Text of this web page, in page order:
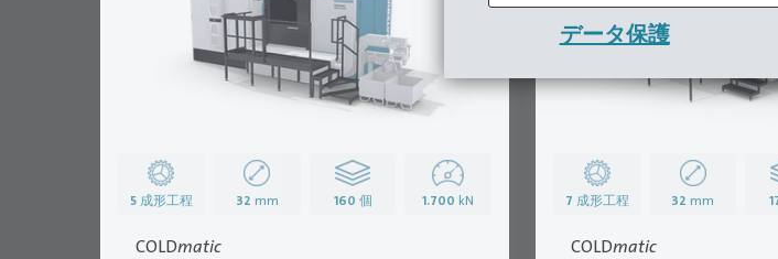
データ保護
5成形工程 32 mm 160 個 1.700 kN
COLDmatic
7 成形工程 32 mm
COLDmatic